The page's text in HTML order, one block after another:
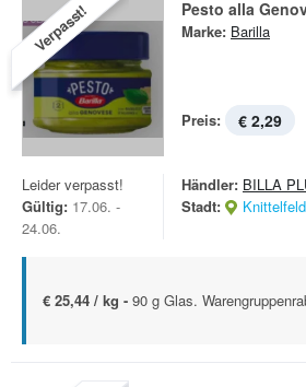
Verpasst! Pesto alla
Marke: Barilla
Preis: € 2,29
Leider verpasst!
Gültig: 17.06. -
24.06.
Händler: BILLA
Stadt:
Knittelfeld
€ 25,44 / kg - 90 g Glas.